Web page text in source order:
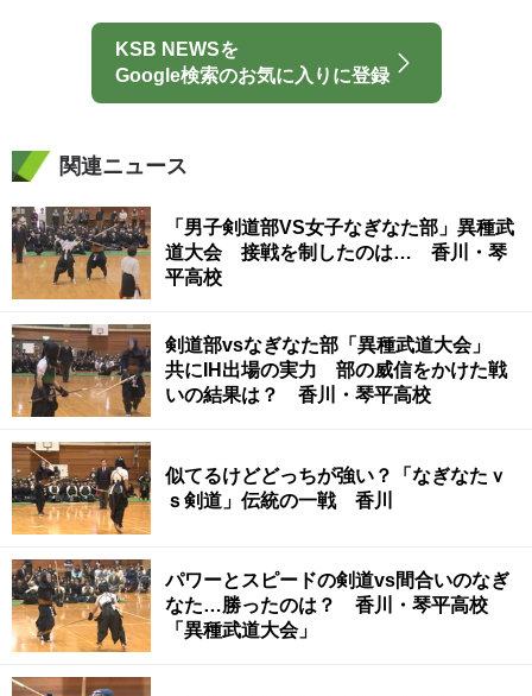
KSB NEWSを
Google検索のお気に入りに登録
関連ニュース
「男子剣道部VS女子なぎなた部」異種武
道大会 接戦を制したのは… 香川・琴
平高校
剣道部vsなぎなた部「異種武道大会」
共にIH出場の実力 部の威信をかけた戦
いの結果は？ 香川・琴平高校
似てるけどどっちが強い？「なぎなたｖ
ｓ剣道」伝統の一戦 香川
パワーとスピードの剣道vs間合いのなぎ
なた…勝ったのは？ 香川・琴平高校
「異種武道大会」